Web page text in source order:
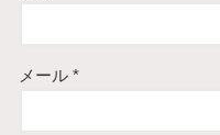
メール*